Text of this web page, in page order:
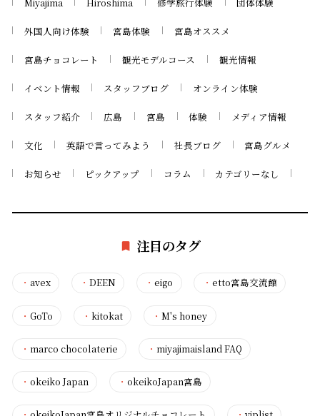
Miyajima Hiroshima 修学旅行体験 団体体験
外国人向け体験 宮島体験 宮島オススメ
宮島チョコレート 観光モデルコース 観光情報
イベント情報 スタッフブログ オンライン体験
スタッフ紹介 広島 宮島 体験 メディア情報
文化 英語で言ってみよう 社長ブログ 宮島グルメ
お知らせ ピックアップ コラム カテゴリーなし
注目のタグ
・ avex ・DEEN ・eigo ・ etto宮島交流館
・ GoTo ・kitokat ・M's honey
・ marco chocolaterie ・miyajimaisland FAQ
・ okeiko Japan ・okeikoJapan宮島